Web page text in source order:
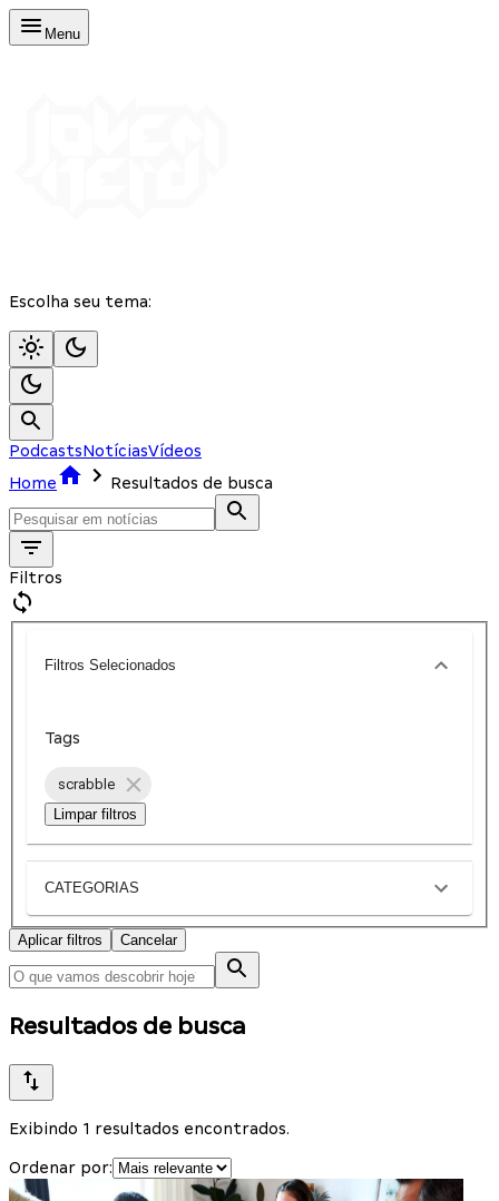
Menu
Escolha seu tema:
PodcastsNotíciasVídeos
Home
Resultados de busca
Filtros
Filtros Selecionados
Tags
scrabble
Limpar filtros
CATEGORIAS
Aplicar filtros Cancelar
Resultados de busca
Exibindo 1 resultados encontrados.
Ordenar por: